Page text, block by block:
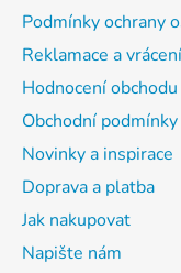
Podmínky ochrany
Reklamace a
Hodnocení obchodu
Obchodní podmínky
Novinky a inspirace
Doprava a platba
Jak nakupovat
Napište nám